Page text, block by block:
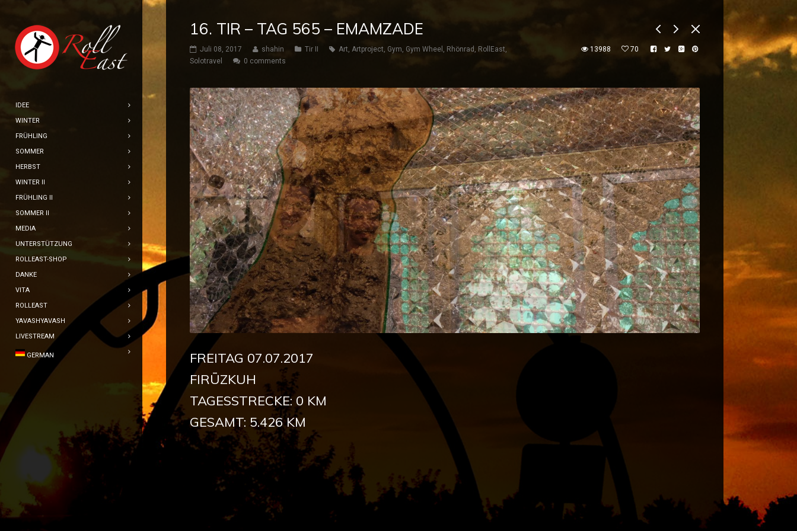
IDEE
WINTER
FRÜHLING
SOMMER
HERBST
WINTER II
FRÜHLING II
SOMMER II
MEDIA
UNTERSTÜTZUNG
ROLLEAST-SHOP
DANKE
VITA
ROLLEAST
YAVASHYAVASH
LIVESTREAM
GERMAN
16. TIR – TAG 565 – EMAMZADE
Juli 08, 2017 shahin Tir II Art, Artproject, Gym, Gym Wheel , Rhönrad , RollEast,
Solotravel
0 comments
13988 70
FREITAG 07.07.2017
FIRŪZKUH
TAGESSTRECKE: 0 KM
GESAMT: 5.426 KM